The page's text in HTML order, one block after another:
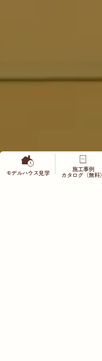
モデルハウス見学 施工事例
カタログ（無料）